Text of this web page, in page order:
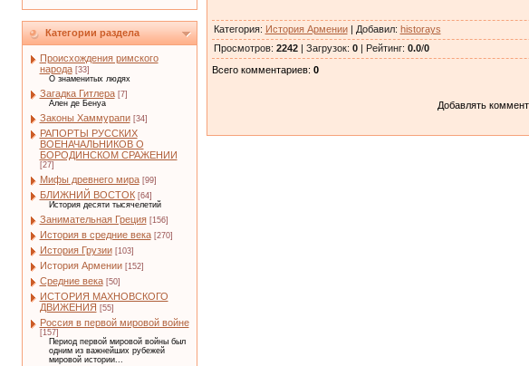
Категории раздела
Происхождения римского
народа [33]
О знаменитых людях
Загадка Гитлера [7]
Ален де Бенуа
Законы Хаммурапи [34]
РАПОРТЫ РУССКИХ
ВОЕНАЧАЛЬНИКОВ О
БОРОДИНСКОМ СРАЖЕНИИ
[27]
Мифы древнего мира [99]
БЛИЖНИЙ ВОСТОК [64]
История десяти тысячелетий
Занимательная Греция [156]
История в средние века [270]
История Грузии [103]
История Армении [152]
Средние века [50]
ИСТОРИЯ МАХНОВСКОГО
ДВИЖЕНИЯ [55]
Россия в первой мировой войне
[157]
Период первой мировой войны был
одним из важнейших рубежей
мировой истории...
Категория: История Армении| Добавил: historays
Просмотров: 2242| Загрузок: 0| Рейтинг: 0.0/0
Всего комментариев: 0
Добавлять